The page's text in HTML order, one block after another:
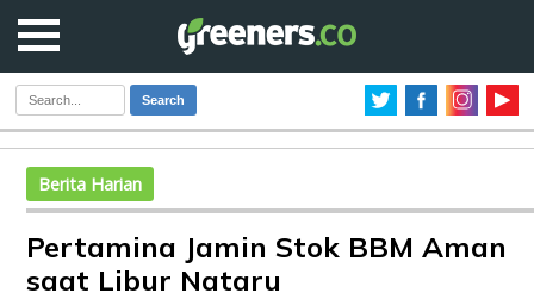
Search
Berita Harian
Pertamina Jamin Stok BBM Aman
saat Libur Nataru